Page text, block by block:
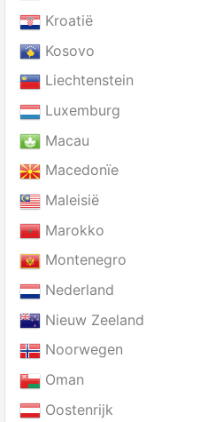
Kroatië
Kosovo
Liechtenstein
Luxemburg
Macau
Macedonïe
Maleisië
Marokko
Montenegro
Nederland
Nieuw Zeeland
Noorwegen
Oman
Oostenrijk